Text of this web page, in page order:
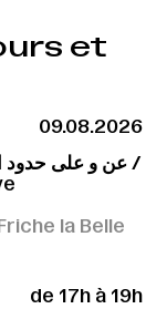
et
09.08.2026
la Belle
de 17h à 19h